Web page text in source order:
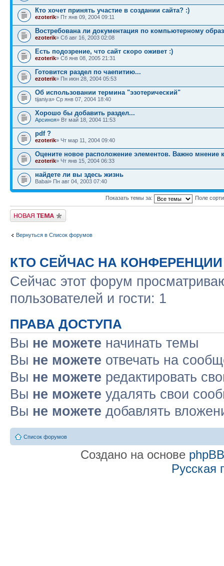
Кто хочет принять участие в создании сайта? :)
ezoterik» Пт янв 09, 2004 09:11
Востребована ли документация по компьютерному
ezoterik» Сб авг 16, 2003 02:08
Есть подозрение, что сайт скоро оживет :)
ezoterik» Сб янв 08, 2005 21:31
Готовится раздел по чаепитию...
ezoterik» Пн июн 28, 2004 05:53
Об использовании термина "эзотерический"
tijaniya» Ср янв 07, 2004 18:40
Хорошо бы добавить раздел...
Арсиноя» Вт май 18, 2004 11:53
pdf ?
ezoterik» Чт мар 11, 2004 09:40
Оцените новое расположение элементов. Важно мнение
ezoterik» Чт янв 15, 2004 06:33
найдете ли вы здесь жизнь
Babai» Пн авг 04, 2003 07:40
Показать темы за: Поле
Новая тема
Вернуться в Список форумов
КТО СЕЙЧАС НА КОНФЕРЕНЦИИ
Сейчас этот форум
пользователей и гости: 1
ПРАВА ДОСТУПА
Вы не можете начинать темы
Вы не можете отвечать на
Вы не можете редактировать
Вы не можете удалять свои
Вы не можете добавлять
Список форумов
Создано на основе phpBB
Русская